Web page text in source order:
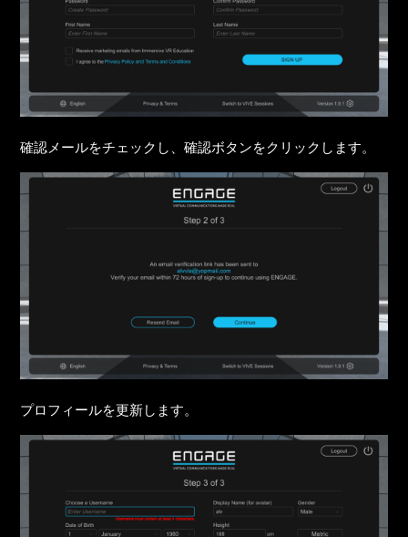
確認メールをチェックし、確認ボタンをクリックします。
プロフィールを更新します。